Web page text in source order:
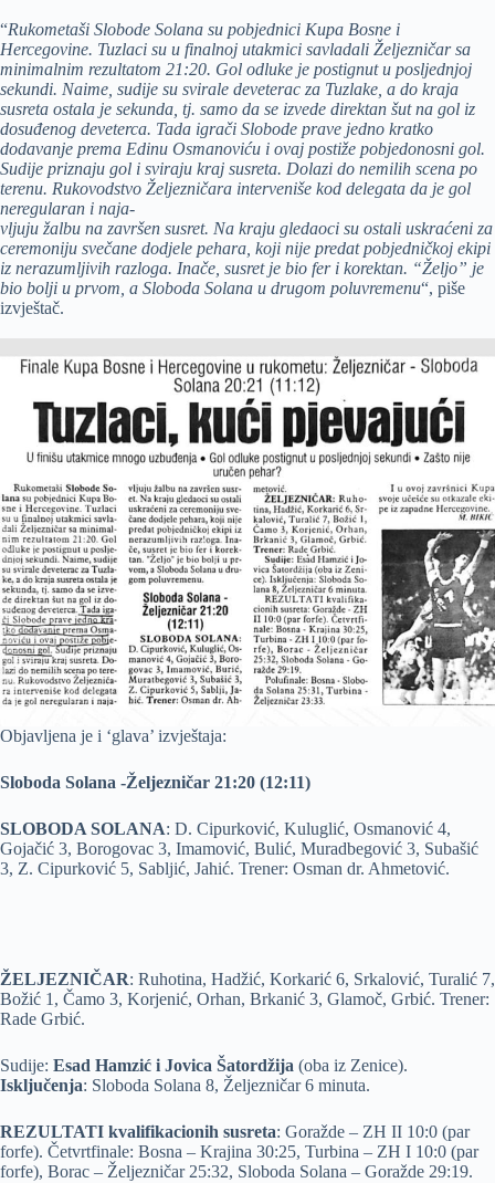
“Rukometaši Slobode Solana su pobjednici Kupa Bosne i
Hercegovine. Tuzlaci su u finalnoj utakmici savladali Željezničar sa
minimalnim rezultatom 21:20. Gol odluke je postignut u posljednjoj
sekundi. Naime, sudije su svirale deveterac za Tuzlake, a do kraja
susreta ostala je sekunda, tj. samo da se izvede direktan šut na gol iz
dosuđenog deveterca. Tada igrači Slobode prave jedno kratko
dodavanje prema Edinu Osmanoviću i ovaj postiže pobjedonosni gol.
Sudije priznaju gol i sviraju kraj susreta. Dolazi do nemilih scena po
terenu. Rukovodstvo Željezničara interveniše kod delegata da je gol
neregularan i naja-
vljuju žalbu na završen susret. Na kraju gledaoci su ostali uskraćeni za
ceremoniju svečane dodjele pehara, koji nije predat pobjedničkoj ekipi
iz nerazumljivih razloga. Inače, susret je bio fer i korektan. “Željo” je
bio bolji u prvom, a Sloboda Solana u drugom poluvremenu“, piše
izvještač.
Objavljena je i ‘glava’ izvještaja:
Sloboda Solana -Željezničar 21:20 (12:11)
SLOBODA SOLANA: D. Cipurković, Kuluglić, Osmanović 4,
Gojačić 3, Borogovac 3, Imamović, Bulić, Muradbegović 3, Subašić
3, Z. Cipurković 5, Sabljić, Jahić. Trener: Osman dr. Ahmetović.
ŽELJEZNIČAR: Ruhotina, Hadžić, Korkarić 6, Srkalović, Turalić 7,
Božić 1, Čamo 3, Korjenić, Orhan, Brkanić 3, Glamoč, Grbić. Trener:
Rade Grbić.
Sudije: Esad Hamzić i Jovica Šatordžija (oba iz Zenice).
Isključenja: Sloboda Solana 8, Željezničar 6 minuta.
REZULTATI kvalifikacionih susreta: Goražde – ZH II 10:0 (par
forfe). Četvrtfinale: Bosna – Krajina 30:25, Turbina – ZH I 10:0 (par
forfe), Borac – Željezničar 25:32, Sloboda Solana – Goražde 29:19.